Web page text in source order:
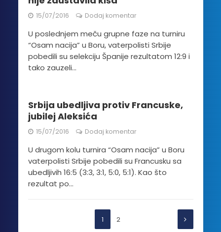
15/07/2016 Dodaj komentar
U poslednjem meču grupne faze na turniru
“Osam nacija” u Boru, vaterpolisti Srbije
pobedili su selekciju Španije rezultatom 12:9 i
tako zauzeli...
Srbija ubedljiva protiv Francuske,
jubilej Aleksića
15/07/2016 Dodaj komentar
U drugom kolu turnira “Osam nacija” u Boru
vaterpolisti Srbije pobedili su Francusku sa
ubedljivih 16:5 (3:3, 3:1, 5:0, 5:1). Kao što
rezultat po...
1 2